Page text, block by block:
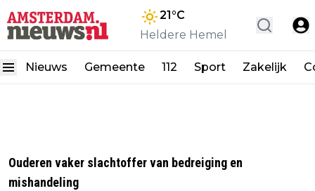
21°C
Heldere Hemel
Nieuws Gemeente 112 Sport Zakelijk
Ouderen vaker slachtoffer van bedreiging en
mishandeling